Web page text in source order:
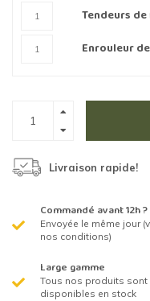
Tendeurs
Enrouleur
Livraison rapide!
Commandé avant 12h ?
Envoyée le même jour
nos conditions)
Large gamme
Tous nos produits sont
disponibles en stock